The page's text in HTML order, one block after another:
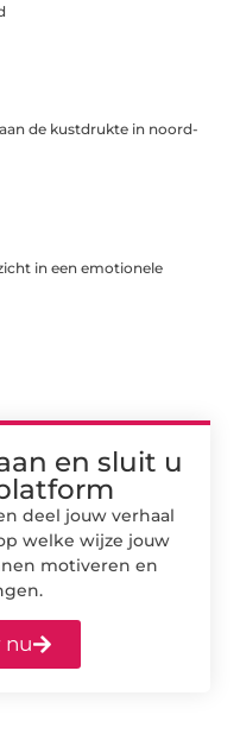
de kustdrukte in noord-
in een emotionele
en sluit u
deel jouw verhaal
welke wijze jouw
motiveren en
nu